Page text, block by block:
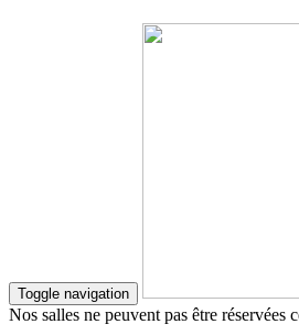
Toggle navigation
Nos salles ne peuvent pas être réservées